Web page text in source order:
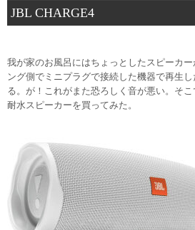
JBL CHARGE4
我が家のお風呂にはちょっとしたスピーカ
ング側でミニプラグで接続した機器で再生
る。が！これがまた恐ろしく音が悪い。そ
耐水スピーカーを買ってみた。